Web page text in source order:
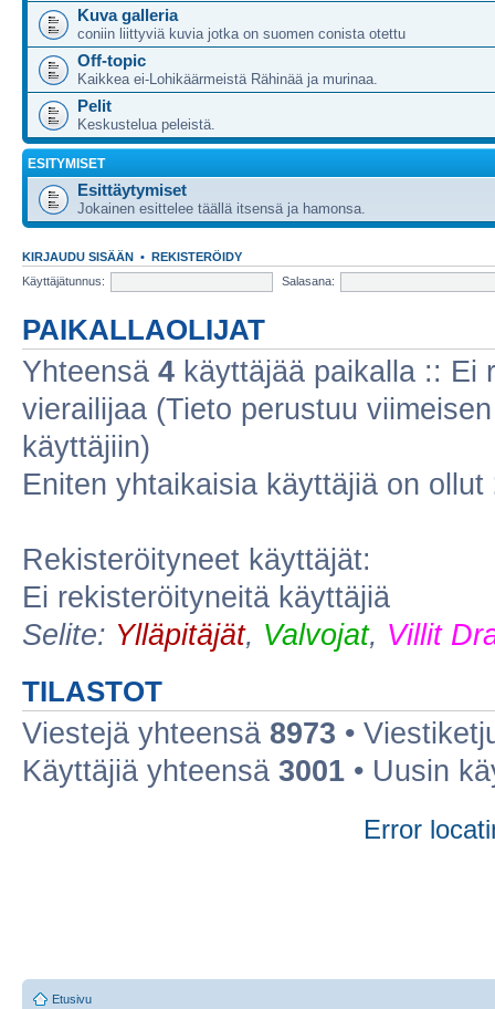
Kuva galleria
coniin liittyviä kuvia jotka on suomen conista otettu
Off-topic
Kaikkea ei-Lohikäärmeistä Rähinää ja murinaa.
Pelit
Keskustelua peleistä.
ESITYMISET
Esittäytymiset
Jokainen esittelee täällä itsensä ja hamonsa.
KIRJAUDU SISÄÄN • REKISTERÖIDY
Käyttäjätunnus:
Salasana:
PAIKALLAOLIJAT
Yhteensä 4 käyttäjää paikalla :: Ei
vierailijaa (Tieto perustuu
käyttäjiin)
Eniten yhtaikaisia käyttäjiä on ollut
Rekisteröityneet käyttäjät:
Ei rekisteröityneitä käyttäjiä
Selite: Ylläpitäjät, Valvojat, Villit
TILASTOT
Viestejä yhteensä 8973 •
Käyttäjiä yhteensä 3001 • Uusin
Error
Etusivu